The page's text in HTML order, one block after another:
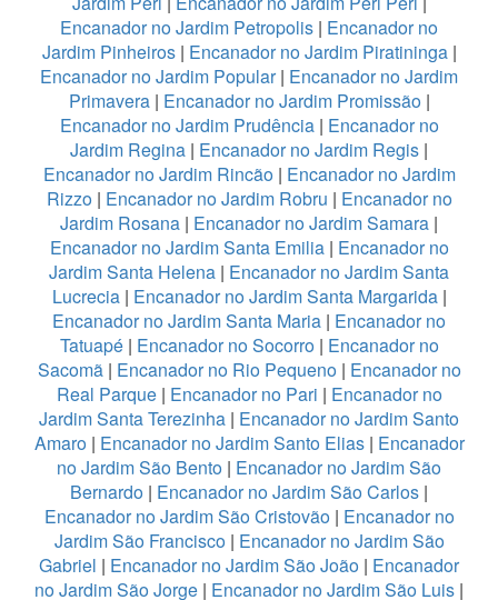
Encanador no Jardim Petropolis | Encanador no
Jardim Pinheiros| Encanador no Jardim Piratininga|
Encanador no Jardim Popular| Encanador no Jardim
Primavera| Encanador no Jardim Promissão|
Encanador no Jardim Prudência| Encanador no
Jardim Regina | Encanador no Jardim Regis |
Encanador no Jardim Rincão| Encanador no Jardim
Rizzo| Encanador no Jardim Robru | Encanador no
Jardim Rosana | Encanador no Jardim Samara |
Encanador no Jardim Santa Emilia| Encanador no
Jardim Santa Helena | Encanador no Jardim Santa
Lucrecia| Encanador no Jardim Santa Margarida|
Encanador no Jardim Santa Maria | Encanador no
Tatuapé| Encanador no Socorro| Encanador no
Sacomã| Encanador no Rio Pequeno| Encanador no
Real Parque| Encanador no Pari | Encanador no
Jardim Santa Terezinha | Encanador no Jardim Santo
Amaro| Encanador no Jardim Santo Elias| Encanador
no Jardim São Bento | Encanador no Jardim São
Bernardo | Encanador no Jardim São Carlos |
Encanador no Jardim São Cristovão| Encanador no
Jardim São Francisco| Encanador no Jardim São
Gabriel | Encanador no Jardim São João | Encanador
no Jardim São Jorge | Encanador no Jardim São Luis |